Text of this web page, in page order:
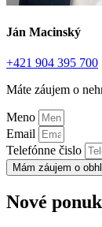
Ján Macinský
+421 904 395 700
Máte záujem o
Meno
Email
Telefónne čislo
Mám záujem o
Nové